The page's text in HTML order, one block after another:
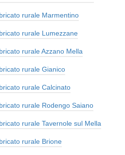
rurale Marmentino
rurale Lumezzane
rurale Azzano Mella
rurale Gianico
rurale Calcinato
rurale Rodengo Saiano
rurale Tavernole sul Mella
rurale Brione